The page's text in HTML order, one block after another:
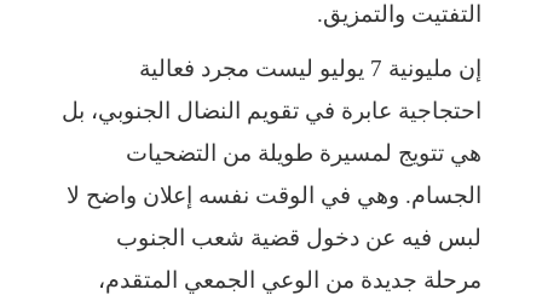
التفتيت والتمزيق.
إن مليونية 7 يوليو ليست مجرد فعالية
احتجاجية عابرة في تقويم النضال الجنوبي، بل
هي تتويج لمسيرة طويلة من التضحيات
الجسام. وهي في الوقت نفسه إعلان واضح لا
لبس فيه عن دخول قضية شعب الجنوب
مرحلة جديدة من الوعي الجمعي المتقدم،